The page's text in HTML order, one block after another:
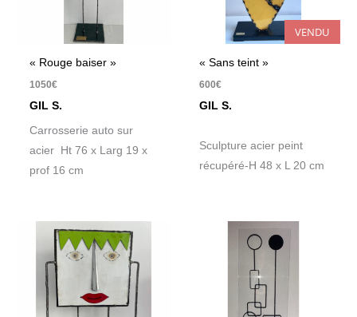
« Rouge baiser »
1050€
GIL S.
Carrosserie auto sur
acier Ht 76 x Larg 19 x
prof 16 cm
VENDU
« Sans teint »
600€
GIL S.
Sculpture acier peint
récupéré-H 48 x L 20 cm